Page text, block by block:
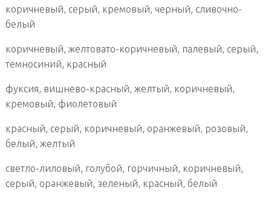
коричневый, серый, кремовый, черный, сливочно-
белый
коричневый, желтовато-коричневый, палевый, серый,
темносиний, красный
фуксия, вишнево-красный, желтый, коричневый,
кремовый, фиолетовый
красный, серый, коричневый, оранжевый, розовый,
белый, желтый
светло-лиловый, голубой, горчичный, коричневый,
серый, оранжевый, зеленый, красный, белый